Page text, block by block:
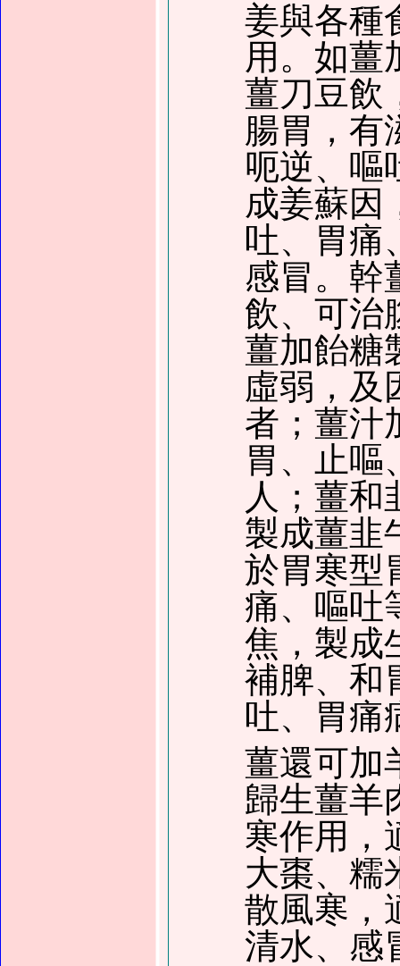
姜與各種
用。如薑
薑刀豆飲
腸胃，有
呃逆、嘔
成姜蘇因
吐、胃痛
感冒。幹
飲、可治
薑加飴糖
虛弱，及
者；薑汁
胃、止嘔
人；薑和
製成薑韭
於胃寒型
痛、嘔吐
焦，製成
補脾、和
吐、胃痛
薑還可加
歸生薑羊
寒作用，
大棗、糯
散風寒，
清水、感